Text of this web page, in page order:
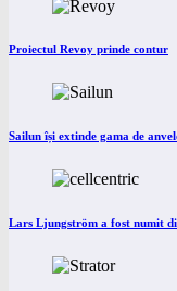
Proiectul Revoy prinde contur
Sailun își extinde gama de
Lars Ljungström a fost numit